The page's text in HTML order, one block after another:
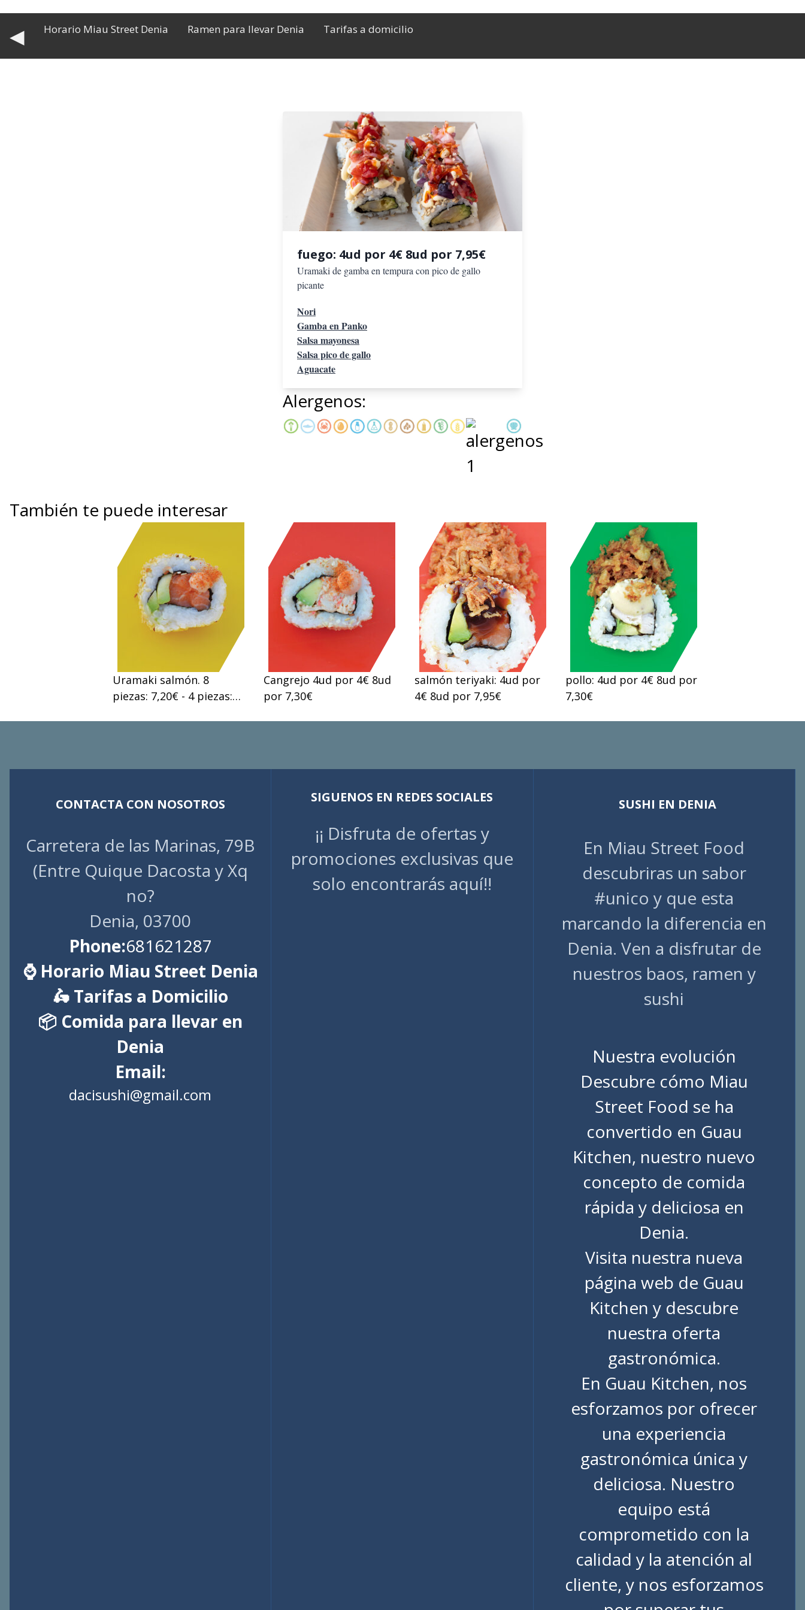
◀ Horario Miau Street Denia Ramen para llevar Denia Tarifas a domicilio
fuego: 4ud por 4€ 8ud por 7,95€
Uramaki de gamba en tempura con pico de gallo
picante
Nori
Gamba en Panko
Salsa mayonesa
Salsa pico de gallo
Aguacate
Alergenos:
También te puede interesar
Uramaki salmón. 8
piezas: 7,20€ - 4 piezas:
Cangrejo 4ud por 4€ 8ud
por 7,30€
salmón teriyaki: 4ud por
4€ 8ud por 7,95€
pollo: 4ud por 4€ 8ud por
7,30€
CONTACTA CON NOSOTROS
Carretera de las Marinas, 79B
(Entre Quique Dacosta y Xq
no?
Denia, 03700
Phone:681621287
⌚ Horario Miau Street Denia
🛵 Tarifas a Domicilio
📦 Comida para llevar en
Denia
Email:
dacisushi@gmail.com
SIGUENOS EN REDES SOCIALES
¡¡ Disfruta de ofertas y
promociones exclusivas que
solo encontrarás aquí!!
SUSHI EN DENIA
En Miau Street Food
descubriras un sabor
#unico y que esta
marcando la diferencia en
Denia. Ven a disfrutar de
nuestros baos, ramen y
sushi
Nuestra evolución
Descubre cómo Miau
Street Food se ha
convertido en Guau
Kitchen, nuestro nuevo
concepto de comida
rápida y deliciosa en
Denia.
Visita nuestra nueva
página web de Guau
Kitchen y descubre
nuestra oferta
gastronómica.
En Guau Kitchen, nos
esforzamos por ofrecer
una experiencia
gastronómica única y
deliciosa. Nuestro
equipo está
comprometido con la
calidad y la atención al
cliente, y nos esforzamos